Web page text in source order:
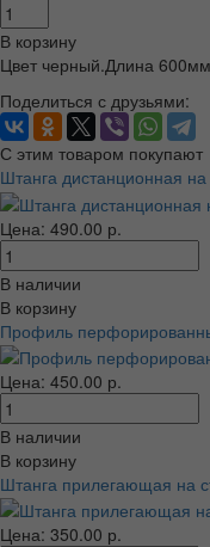
В корзину
Цвет черный.Длина 600мм
Поделиться с друзьями:
С этим товаром покупают
Штанга дистанционная
Цена: 490.00 р.
В наличии
В корзину
Профиль
Цена: 450.00 р.
В наличии
В корзину
Штанга прилегающая на
Цена: 350.00 р.